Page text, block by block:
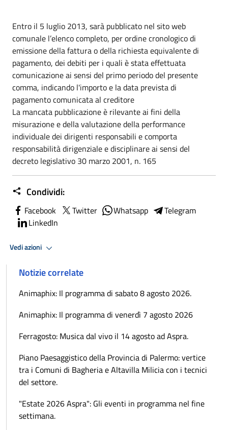
Entro il 5 luglio 2013, sarà pubblicato nel sito web
comunale l’elenco completo, per ordine cronologico di
emissione della fattura o della richiesta equivalente di
pagamento, dei debiti per i quali è stata effettuata
comunicazione ai sensi del primo periodo del presente
comma, indicando l'importo e la data prevista di
pagamento comunicata al creditore
La mancata pubblicazione è rilevante ai fini della
misurazione e della valutazione della performance
individuale dei dirigenti responsabili e comporta
responsabilità dirigenziale e disciplinare ai sensi del
decreto legislativo 30 marzo 2001, n. 165
Condividi:
Facebook Twitter Whatsapp
Telegram
LinkedIn
Vedi azioni
Notizie correlate
Animaphix: Il programma di sabato 8 agosto 2026.
Animaphix: Il programma di venerdì 7 agosto 2026
Ferragosto: Musica dal vivo il 14 agosto ad Aspra.
Piano Paesaggistico della Provincia di Palermo: vertice
tra i Comuni di Bagheria e Altavilla Milicia con i tecnici
del settore.
"Estate 2026 Aspra": Gli eventi in programma nel fine
settimana.